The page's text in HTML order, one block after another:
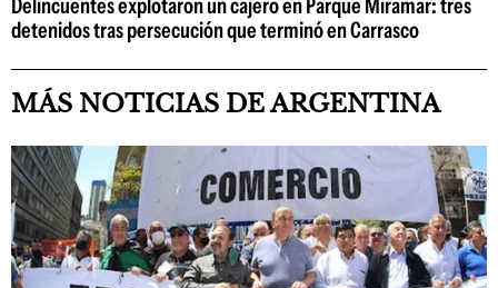
Delincuentes explotaron un cajero en Parque Miramar: tres
detenidos tras persecución que terminó en Carrasco
MÁS NOTICIAS DE ARGENTINA